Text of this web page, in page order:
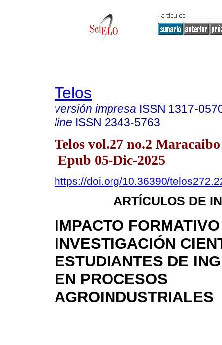
Telos
versión impresa ISSN 1317-
line ISSN 2343-5763
Telos vol.27 no.2 Maracaibo
Epub 05-Dic-2025
https://doi.org/10.36390/
ARTÍCULOS DE
IMPACTO
INVESTIGACIÓN
ESTUDIANTES DE
EN PROCESOS
AGROINDUSTRIALES